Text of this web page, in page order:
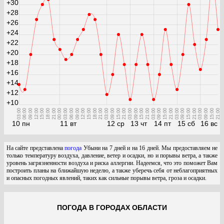
10 пн
03:0006:00 09:00 12:0015:00 18:00 21:00
11 вт
00:00 03:00 06:00 09:0012:00 15:00 18:0021:00
12 ср
03:00 09:00 15:0021:00
13 чт
03:00 09:0015:00 21:00
14 пт
03:0009:00 15:00 21:00
15 сб
03:0009:00 15:00 21:00
16 вс
03:00 09:00 15:00 21:00
+10
+12
+14
+16
+18
+20
+22
+24
+26
+28
+30
На сайте представленапогода Убыни на 7 дней и на 16 дней. Мы предоставляем не
только температуру воздуха, давление, ветер и осадки, но и порывы ветра, а также
уровень загрязненности воздуха и риска аллергии. Надеемся, что это поможет Вам
построить планы на ближайшую неделю, а также уберечь себя от неблагоприятных
и опасных погодных явлений, таких как сильные порывы ветра, гроза и осадки.
ПОГОДА В ГОРОДАХ ОБЛАСТИ